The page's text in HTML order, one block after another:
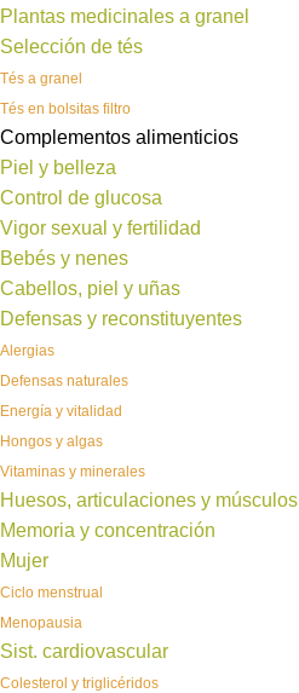
Plantas medicinales a granel
Selección de tés
Tés a granel
Tés en bolsitas filtro
Complementos alimenticios
Piel y belleza
Control de glucosa
Vigor sexual y fertilidad
Bebés y nenes
Cabellos, piel y uñas
Defensas y reconstituyentes
Alergias
Defensas naturales
Energía y vitalidad
Hongos y algas
Vitaminas y minerales
Huesos, articulaciones y músculos
Memoria y concentración
Mujer
Ciclo menstrual
Menopausia
Sist. cardiovascular
Colesterol y triglicéridos